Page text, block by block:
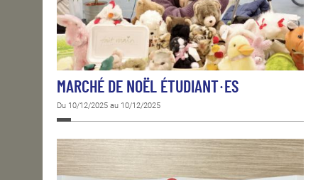
MARCHÉ DE NOËL ÉTUDIANT·ES
Du 10/12/2025 au 10/12/2025